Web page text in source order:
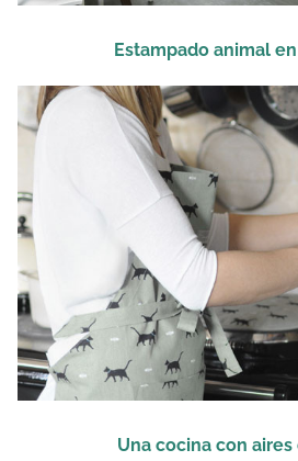
Estampado animal
Una cocina con aires